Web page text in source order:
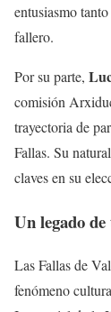
entusiasmo
fallero.
Por su parte,
comisión
trayectoria de
Fallas. Su
claves en su
Un legado
Las Fallas de
fenómeno